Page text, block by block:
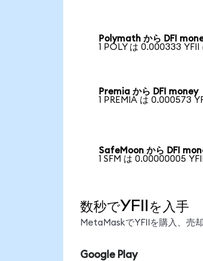
Polymath から DFI
1 POLY は 0.000333 YFII
Premia から DFI money
1 PREMIA は 0.000573
SafeMoon から DFI
1 SFM は 0.00000005
数秒でYFIIを入手
MetaMaskでYFIIを購入、売
Google Play